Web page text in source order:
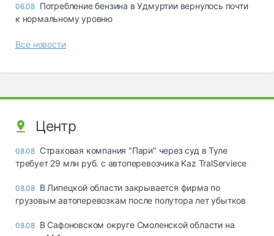
06.08 Потребление бензина в Удмуртии вернулось почти
к нормальному уровню
Все новости
Центр
08.08 Страховая компания "Пари" через суд в Туле
требует 29 млн руб. с автоперевозчика Kaz TralServiece
08.08 В Липецкой области закрывается фирма по
грузовым автоперевозкам после полутора лет убытков
08.08 В Сафоновском округе Смоленской области на